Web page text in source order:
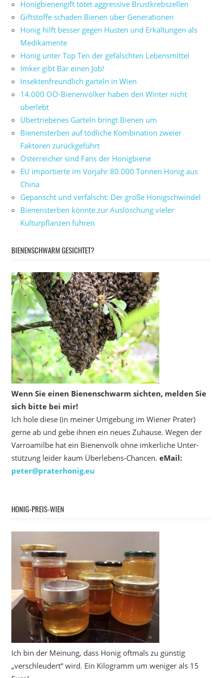
Honigbienengift tötet aggressive Brustkrebszellen
Giftstoffe schaden Bienen über Generationen
Honig hilft besser gegen Husten und Erkältungen als
Medikamente
Honig unter Top Ten der gefälschten Lebensmittel
Imker gibt Bär einen Job!
Insektenfreundlich garteln in Wien
14.000 OÖ-Bienenvölker haben den Winter nicht
überlebt
Übertriebenes Garteln bringt Bienen um
Bienensterben auf tödliche Kombination zweier
Faktoren zurückgeführt
Österreicher sind Fans der Honigbiene
EU importierte im Vorjahr 80.000 Tonnen Honig aus
China
Gepanscht und verfälscht: Der große Honigschwindel
Bienensterben könnte zur Auslöschung vieler
Kulturpflanzen führen
BIENENSCHWARM GESICHTET?
Wenn Sie einen Bienenschwarm sichten, melden Sie
sich bitte bei mir!
Ich hole diese (in meiner Umgebung im Wiener Prater)
gerne ab und gebe ihnen ein neues Zuhause. Wegen der
Varroamilbe hat ein Bienenvolk ohne imkerliche Unter­
stützung leider kaum Überlebens-Chancen. eMail:
peter@praterhonig.eu
HONIG-PREIS-WIEN
Ich bin der Meinung, dass Honig oftmals zu günstig
„verschleudert“ wird. Ein Kilogramm um weniger als 15